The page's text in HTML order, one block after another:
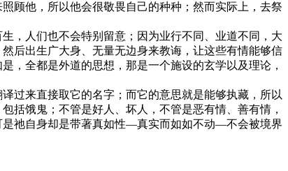
顾他，所以他会很敬畏自己的种种；然而实际上，去祭
，人们也不会特别留意；因为业行不同、业道不同，大
后出生广大身、无量无边身来教诲，让这些有情能够信
，全都是外道的思想，那是一个施设的玄学以及理论，
来直接取它的名字；而它的意思就是能够执藏，所以
饿鬼；不管是好人、坏人，不管是恶有情、善有情，
是祂自身却是带著真如性—真实而如如不动—不会被境界